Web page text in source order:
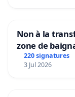
Non à la
zone de
220 signatures
3 Jul 2026